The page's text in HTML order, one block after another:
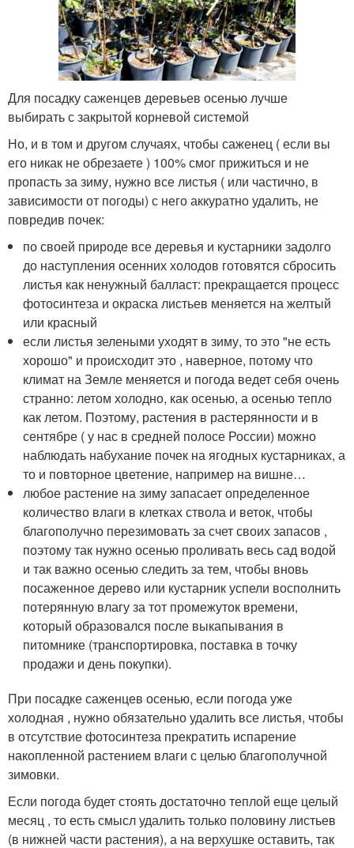
Для посадку саженцев деревьев осенью лучше
выбирать с закрытой корневой системой
Но, и в том и другом случаях, чтобы саженец ( если вы
его никак не обрезаете ) 100% смог прижиться и не
пропасть за зиму, нужно все листья ( или частично, в
зависимости от погоды) с него аккуратно удалить, не
повредив почек:
по своей природе все деревья и кустарники задолго
до наступления осенних холодов готовятся сбросить
листья как ненужный балласт: прекращается процесс
фотосинтеза и окраска листьев меняется на желтый
или красный
если листья зелеными уходят в зиму, то это "не есть
хорошо" и происходит это , наверное, потому что
климат на Земле меняется и погода ведет себя очень
странно: летом холодно, как осенью, а осенью тепло
как летом. Поэтому, растения в растерянности и в
сентябре ( у нас в средней полосе России) можно
наблюдать набухание почек на ягодных кустарниках, а
то и повторное цветение, например на вишне…
любое растение на зиму запасает определенное
количество влаги в клетках ствола и веток, чтобы
благополучно перезимовать за счет своих запасов ,
поэтому так нужно осенью проливать весь сад водой
и так важно осенью следить за тем, чтобы вновь
посаженное дерево или кустарник успели восполнить
потерянную влагу за тот промежуток времени,
который образовался после выкапывания в
питомнике (транспортировка, поставка в точку
продажи и день покупки).
При посадке саженцев осенью, если погода уже
холодная , нужно обязательно удалить все листья, чтобы
в отсутствие фотосинтеза прекратить испарение
накопленной растением влаги с целью благополучной
зимовки.
Если погода будет стоять достаточно теплой еще целый
месяц , то есть смысл удалить только половину листьев
(в нижней части растения), а на верхушке оставить, так